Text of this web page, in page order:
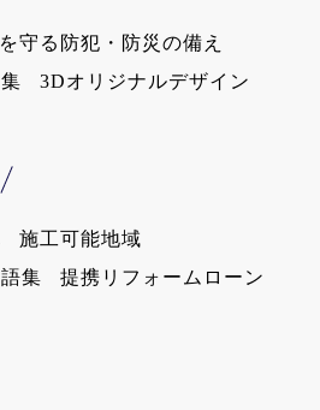
守る防犯・防災の備え
3Dオリジナルデザイン
施工可能地域
集
提携リフォームローン